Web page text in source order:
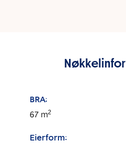
BRA:
67 m2
Eierform: